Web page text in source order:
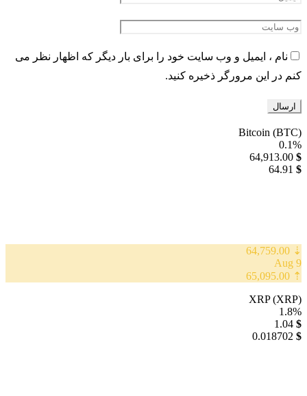
نام ، ایمیل و وب سایت خود را برای بار دیگر که اظهار نظر می
کنم در این مرورگر ذخیره کنید.
Bitcoin (BTC)
0.1%
$
64,913.00
$
64.91
⇣ 64,759.00
9 Aug
⇡ 65,095.00
XRP (XRP)
1.8%
$
1.04
$
0.018702